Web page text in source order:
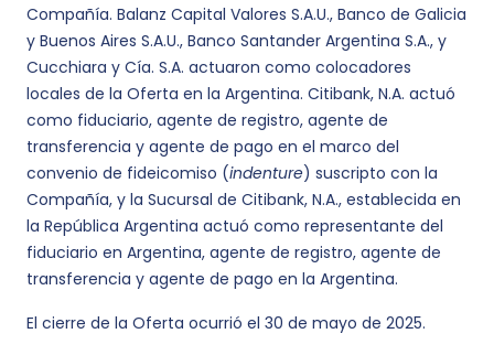
Compañía. Balanz Capital Valores S.A.U., Banco de Galicia
y Buenos Aires S.A.U., Banco Santander Argentina S.A., y
Cucchiara y Cía. S.A. actuaron como colocadores
locales de la Oferta en la Argentina. Citibank, N.A. actuó
como fiduciario, agente de registro, agente de
transferencia y agente de pago en el marco del
convenio de fideicomiso (indenture) suscripto con la
Compañía, y la Sucursal de Citibank, N.A., establecida en
la República Argentina actuó como representante del
fiduciario en Argentina, agente de registro, agente de
transferencia y agente de pago en la Argentina.
El cierre de la Oferta ocurrió el 30 de mayo de 2025.